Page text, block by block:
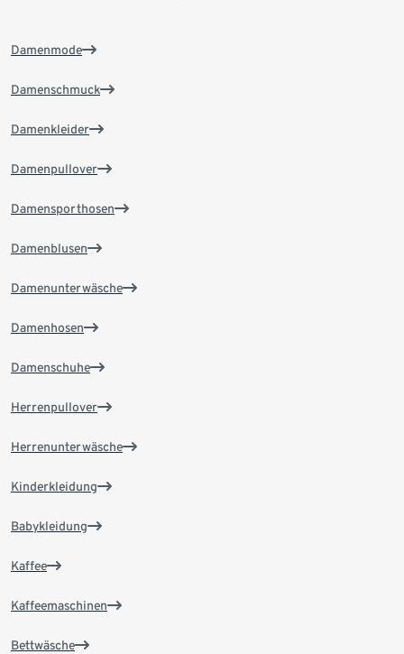
Damenmode
Damenschmuck
Damenkleider
Damenpullover
Damensporthosen
Damenblusen
Damenunterwäsche
Damenhosen
Damenschuhe
Herrenpullover
Herrenunterwäsche
Kinderkleidung
Babykleidung
Kaffee
Kaffeemaschinen
Bettwäsche